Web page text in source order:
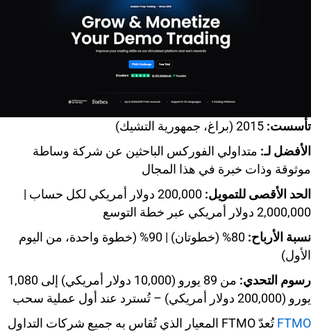
تأسست:
الأفضل لـ: متداولي الفوركس الباحثين عن شركة وساطة
موثوقة وذات خبرة في هذا المجال
الحد الأقصى للتمويل:
200,000 دولار أمريكي لكل حساب |
2,000,000 دولار أمريكي عبر خطة التوسع
نسبة الأرباح:
80% (خطوتان) | 90% (خطوة واحدة، من اليوم
الأول)
رسوم التحدي:
من 89 يورو (10,000 دولار أمريكي) إلى 1,080
يورو (200,000 دولار أمريكي) – تُسترد عند أول عملية سحب
FTMO
تُعدّ FTMO المعيار الذي تُقاس به جميع شركات التداول